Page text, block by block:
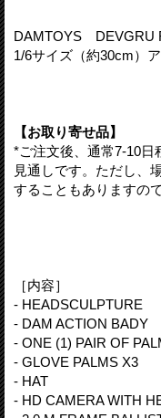
DAMTOYS DEVGRU
1/6サイズ（約30cm）
【お取り寄せ品】
*ご注文後、通常7-10日
見通しです。ただし、
することもありますの
［内容］
- HEADSCULPTURE
- DAM ACTION BADY
- ONE (1) PAIR OF
- GLOVE PALMS X3
- HAT
- HD CAMERA WITH